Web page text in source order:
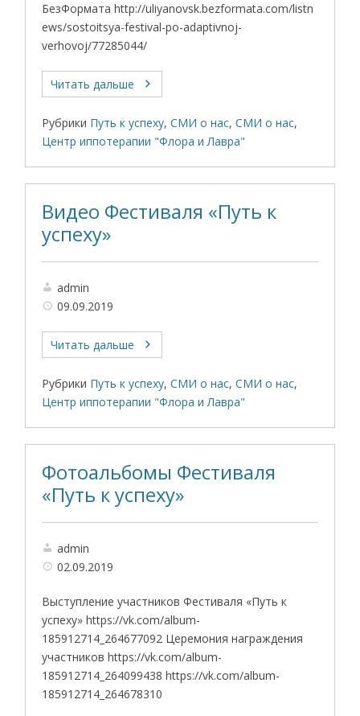
БезФормата http://uliyanovsk.bezformata.com/listn
ews/sostoitsya-festival-po-adaptivnoj-
verhovoj/77285044/
Читать дальше
Рубрики Путь к успеху,СМИ о нас,СМИ о нас,
Центр иппотерапии "Флора и Лавра"
Видео Фестиваля «Путь к
успеху»
admin
09.09.2019
Читать дальше
Рубрики Путь к успеху,СМИ о нас,СМИ о нас,
Центр иппотерапии "Флора и Лавра"
Фотоальбомы Фестиваля
«Путь к успеху»
admin
02.09.2019
Выступление участников Фестиваля «Путь к
успеху» https://vk.com/album-
185912714_264677092 Церемония награждения
участников https://vk.com/album-
185912714_264099438 https://vk.com/album-
185912714_264678310